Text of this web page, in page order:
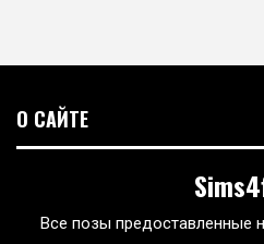
О САЙТЕ
Все позы предоставленные